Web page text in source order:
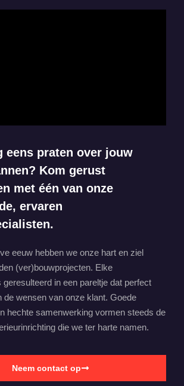
eens praten over jouw
Kom gerust
met één van onze
ervaren
eeuw hebben we onze hart en ziel
(ver)bouwprojecten. Elke
in een pareltje dat perfect
de wensen van onze klant. Goede
hechte samenwerking vormen steeds de
die we ter harte namen.
Neem contact op